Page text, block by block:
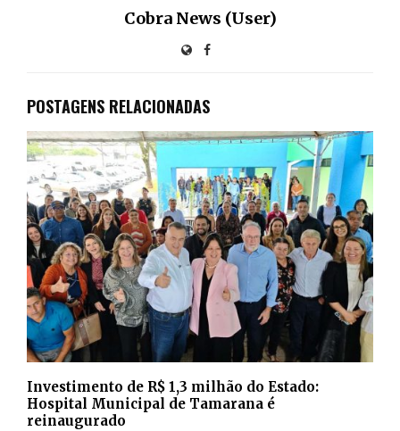
Cobra News (User)
POSTAGENS RELACIONADAS
Investimento de R$ 1,3 milhão do Estado:
Hospital Municipal de Tamarana é
reinaugurado